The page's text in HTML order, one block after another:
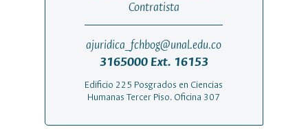
Contratista
ajuridica_fchbog@unal.edu.co
3165000 Ext. 16153
Edificio 225 Posgrados en Ciencias
Humanas Tercer Piso. Oficina 307